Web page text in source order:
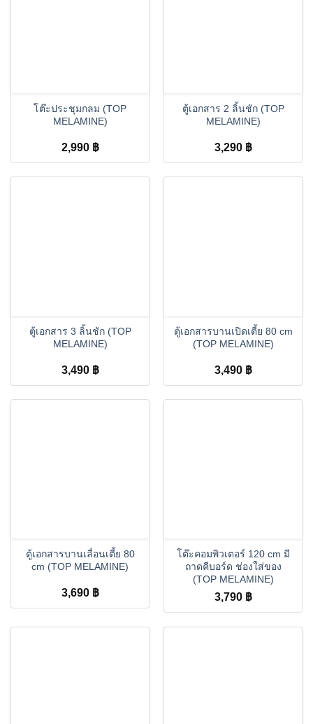
โต๊ะประชุมกลม (TOP
MELAMINE)
2,990 ฿
ตู้เอกสาร 2 ลิ้นชัก (TOP
MELAMINE)
3,290 ฿
ตู้เอกสาร 3 ลิ้นชัก (TOP
MELAMINE)
3,490 ฿
ตู้เอกสารบานเปิดเตี้ย 80 cm
(TOP MELAMINE)
3,490 ฿
ตู้เอกสารบานเลื่อนเตี้ย 80
cm (TOP MELAMINE)
3,690 ฿
โต๊ะคอมพิวเตอร์ 120 cm มี
ถาดคีบอร์ด ช่องใส่ของ
(TOP MELAMINE)
3,790 ฿